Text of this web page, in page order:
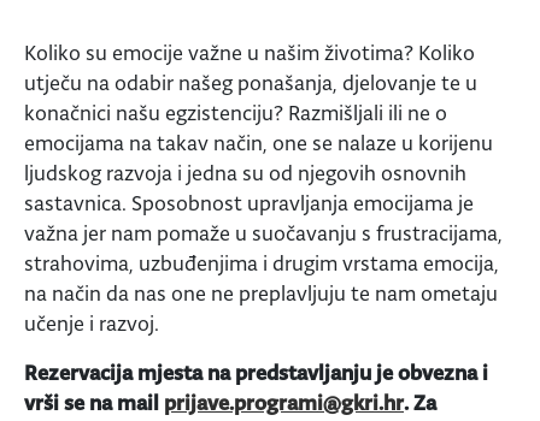
Koliko su emocije važne u našim životima? Koliko
utječu na odabir našeg ponašanja, djelovanje te u
konačnici našu egzistenciju? Razmišljali ili ne o
emocijama na takav način, one se nalaze u korijenu
ljudskog razvoja i jedna su od njegovih osnovnih
sastavnica. Sposobnost upravljanja emocijama je
važna jer nam pomaže u suočavanju s frustracijama,
strahovima, uzbuđenjima i drugim vrstama emocija,
na način da nas one ne preplavljuju te nam ometaju
učenje i razvoj.
Rezervacija mjesta na predstavljanju je obvezna i
vrši se na mail prijave.programi@gkri.hr. Za